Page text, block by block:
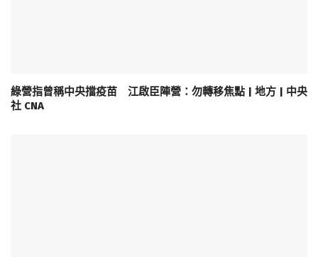
綠營指曾稱中央擋疫苗 江啟臣陣營：勿轉移焦點 | 地方 | 中央
社 CNA